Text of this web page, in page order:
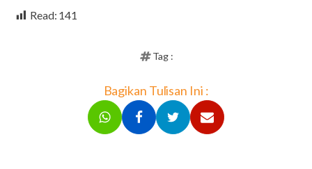
Read: 141
Tag :
Bagikan Tulisan Ini :